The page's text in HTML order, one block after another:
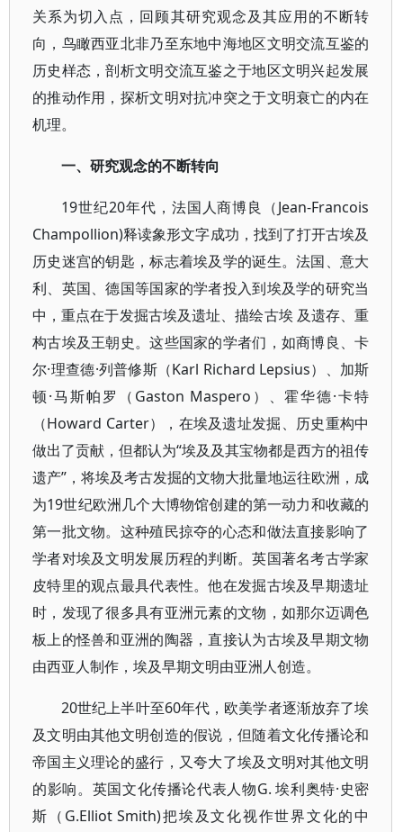
关系为切入点，回顾其研究观念及其应用的不断转
向，鸟瞰西亚北非乃至东地中海地区文明交流互鉴的
历史样态，剖析文明交流互鉴之于地区文明兴起发展
的推动作用，探析文明对抗冲突之于文明衰亡的内在
机理。
一、研究观念的不断转向
19世纪20年代，法国人商博良（Jean-Francois
Champollion)释读象形文字成功，找到了打开古埃及
历史迷宫的钥匙，标志着埃及学的诞生。法国、意大
利、英国、德国等国家的学者投入到埃及学的研究当
中，重点在于发掘古埃及遗址、描绘古埃 及遗存、重
构古埃及王朝史。这些国家的学者们，如商博良、卡
尔·理查德·列普修斯（Karl Richard Lepsius）、加斯
顿·马斯帕罗（Gaston Maspero）、霍华德·卡特
（Howard Carter），在埃及遗址发掘、历史重构中
做出了贡献，但都认为“埃及及其宝物都是西方的祖传
遗产”，将埃及考古发掘的文物大批量地运往欧洲，成
为19世纪欧洲几个大博物馆创建的第一动力和收藏的
第一批文物。这种殖民掠夺的心态和做法直接影响了
学者对埃及文明发展历程的判断。英国著名考古学家
皮特里的观点最具代表性。他在发掘古埃及早期遗址
时，发现了很多具有亚洲元素的文物，如那尔迈调色
板上的怪兽和亚洲的陶器，直接认为古埃及早期文物
由西亚人制作，埃及早期文明由亚洲人创造。
20世纪上半叶至60年代，欧美学者逐渐放弃了埃
及文明由其他文明创造的假说，但随着文化传播论和
帝国主义理论的盛行，又夸大了埃及文明对其他文明
的影响。英国文化传播论代表人物G. 埃利奥特·史密
斯（G.Elliot Smith)把埃及文化视作世界文化的中